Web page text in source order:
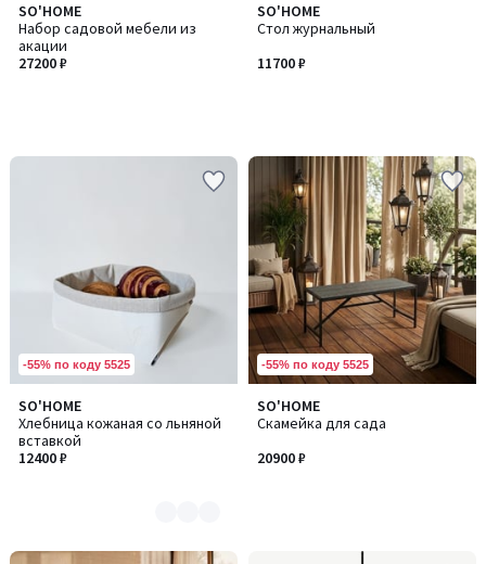
SO'HOME
Набор садовой мебели из
акации
27200 ₽
SO'HOME
Стол журнальный
11700 ₽
-55% по коду 5525
SO'HOME
Хлебница кожаная со льняной
вставкой
12400 ₽
Количество
цветов:
5
-55% по коду 5525
SO'HOME
Скамейка для сада
20900 ₽